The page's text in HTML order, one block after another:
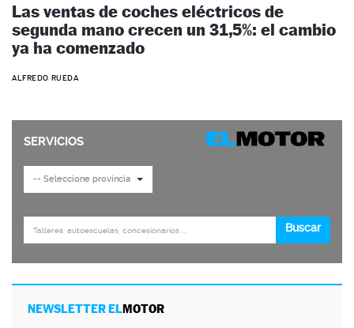
Las ventas de coches eléctricos de
segunda mano crecen un 31,5%: el cambio
ya ha comenzado
ALFREDO RUEDA
NEWSLETTER ELMOTOR